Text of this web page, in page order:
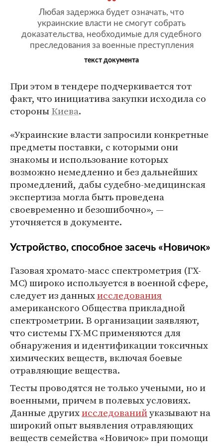
Любая задержка будет означать, что
украинские власти не смогут собрать
доказательства, необходимые для судебного
преследования за военные преступления
текст документа
При этом в тендере подчеркивается тот
факт, что инициатива закупки исходила со
стороныКиева.
«Украинские власти запросили конкретные
предметы поставки, с которыми они
знакомы и использование которых
возможно немедленно и без дальнейших
промедлений, дабы судебно-медицинская
экспертиза могла быть проведена
своевременно и безошибочно», —
уточняется в документе.
Устройство, способное засечь «Новичок»
Газовая хромато-масс спектрометрия (ГХ-
МС) широко используется в военной сфере,
следует из данныхисследования
американского Общества прикладной
спектрометрии. В организации заявляют,
что системы ГХ-МС применяются для
обнаружения и идентификации токсичных
химических веществ, включая боевые
отравляющие вещества.
Тесты проводятся не только учеными, но и
военными, причем в полевых условиях.
Данные другихисследованийуказывают на
широкий опыт выявления отравляющих
веществ семейства «Новичок» при помощи